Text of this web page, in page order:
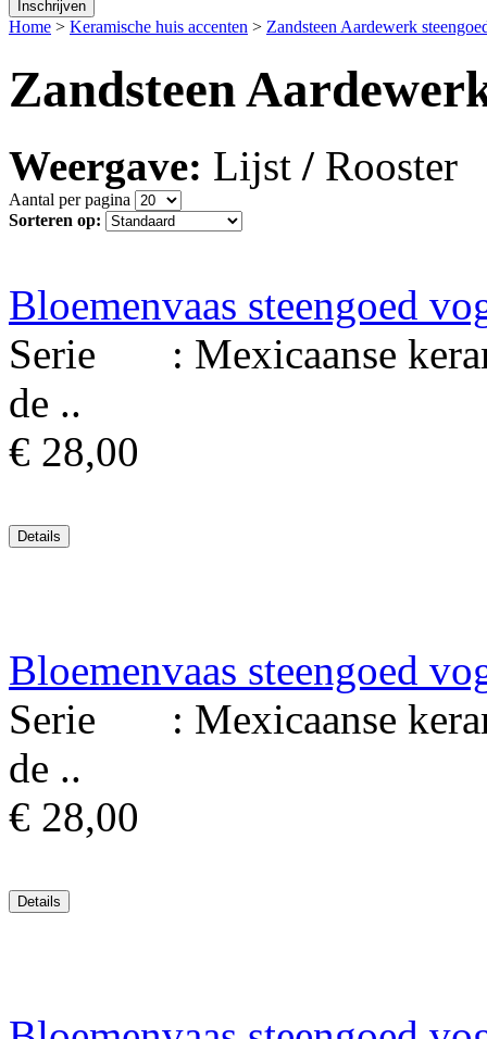
Home > Keramische huis accenten > Zandsteen Aardewerk
Zandsteen
Weergave: Lijst / Rooster
Aantal per pagina
Sorteren op:
Bloemenvaas steengoed
Serie : Mexicaanse
de ..
€ 28,00
Bloemenvaas steengoed
Serie : Mexicaanse
de ..
€ 28,00